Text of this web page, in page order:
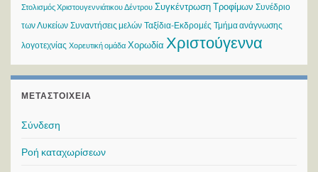
Στολισμός Χριστουγεννιάτικου Δέντρου Συγκέντρωση Τροφίμων Συνέδριο
των Λυκείων Συναντήσεις μελών Ταξίδια-Εκδρομές Τμήμα ανάγνωσης
λογοτεχνίας Χορευτική ομάδα Χορωδία Χριστούγεννα
ΜΕΤΑΣΤΟΙΧΕΊΑ
Σύνδεση
Ροή καταχωρίσεων